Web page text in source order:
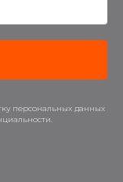
персональных данных